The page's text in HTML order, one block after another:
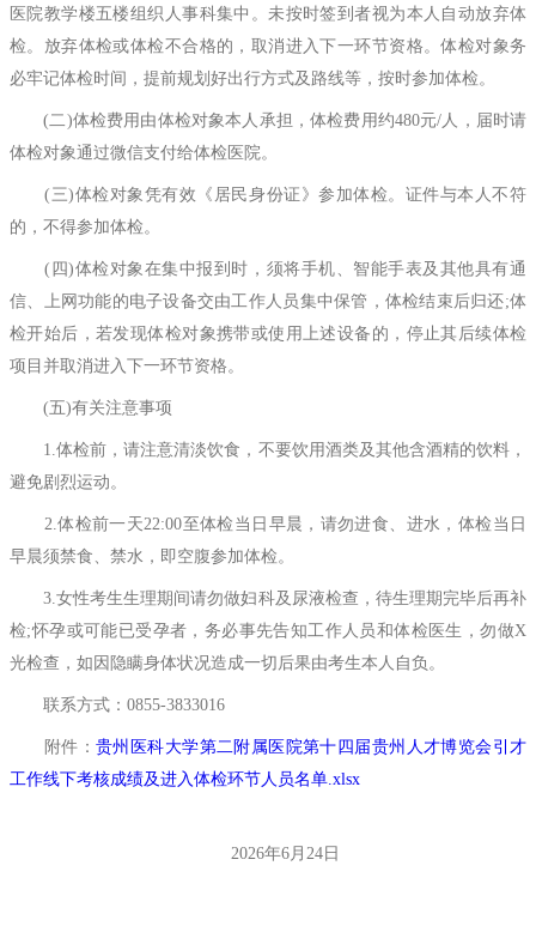
医院教学楼五楼组织人事科集中。未按时签到者视为本人自动放弃体
检。放弃体检或体检不合格的，取消进入下一环节资格。体检对象务
必牢记体检时间，提前规划好出行方式及路线等，按时参加体检。
(二)体检费用由体检对象本人承担，体检费用约480元/人，届时请
体检对象通过微信支付给体检医院。
(三)体检对象凭有效《居民身份证》参加体检。证件与本人不符
的，不得参加体检。
(四)体检对象在集中报到时，须将手机、智能手表及其他具有通
信、上网功能的电子设备交由工作人员集中保管，体检结束后归还;体
检开始后，若发现体检对象携带或使用上述设备的，停止其后续体检
项目并取消进入下一环节资格。
(五)有关注意事项
1.体检前，请注意清淡饮食，不要饮用酒类及其他含酒精的饮料，
避免剧烈运动。
2.体检前一天22:00至体检当日早晨，请勿进食、进水，体检当日
早晨须禁食、禁水，即空腹参加体检。
3.女性考生生理期间请勿做妇科及尿液检查，待生理期完毕后再补
检;怀孕或可能已受孕者，务必事先告知工作人员和体检医生，勿做X
光检查，如因隐瞒身体状况造成一切后果由考生本人自负。
联系方式：0855-3833016
附件：贵州医科大学第二附属医院第十四届贵州人才博览会引才
工作线下考核成绩及进入体检环节人员名单.xlsx
2026年6月24日